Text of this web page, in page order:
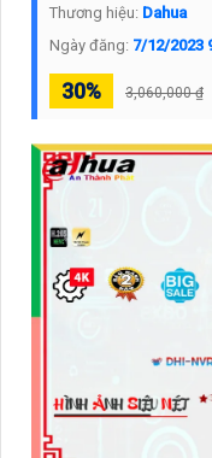
Thương hiệu: Dahua
Ngày đăng: 7/12/2023
30% 3,060,000 ₫